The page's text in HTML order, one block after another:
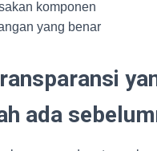
komponen
yang benar
ada